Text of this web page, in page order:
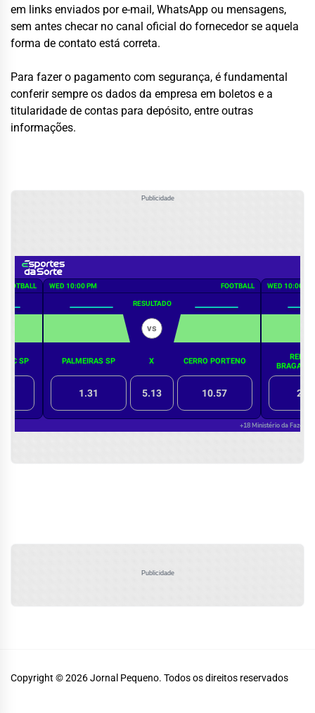
em links enviados por e-mail, WhatsApp ou mensagens,
sem antes checar no canal oficial do fornecedor se aquela
forma de contato está correta.
Para fazer o pagamento com segurança, é fundamental
conferir sempre os dados da empresa em boletos e a
titularidade de contas para depósito, entre outras
informações.
Publicidade
Publicidade
Copyright © 2026Jornal Pequeno. Todos os direitos reservados